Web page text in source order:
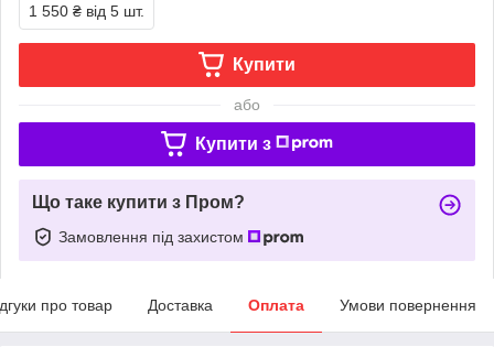
1 550 ₴ від 5 шт.
Купити
або
Купити з
Що таке купити з Пром?
Замовлення під захистом
про товар Доставка Оплата Умови повернення